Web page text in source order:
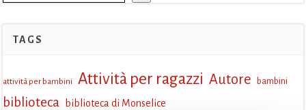
TAGS
attività per bambini Attività per ragazzi Autore bambini
biblioteca biblioteca di Monselice